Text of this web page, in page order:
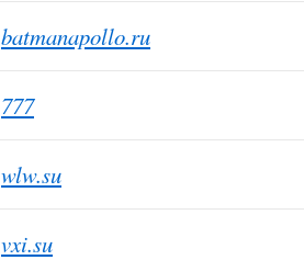
batmanapollo.ru
777
wlw.su
vxi.su